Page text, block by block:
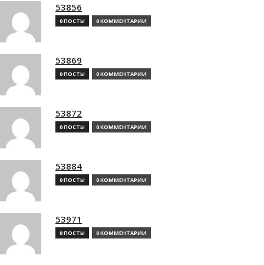
53856
0 ПОСТЫ 0 КОММЕНТАРИИ
53869
0 ПОСТЫ 0 КОММЕНТАРИИ
53872
0 ПОСТЫ 0 КОММЕНТАРИИ
53884
0 ПОСТЫ 0 КОММЕНТАРИИ
53971
0 ПОСТЫ 0 КОММЕНТАРИИ